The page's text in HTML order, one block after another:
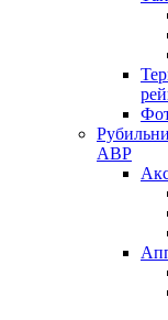
АВР